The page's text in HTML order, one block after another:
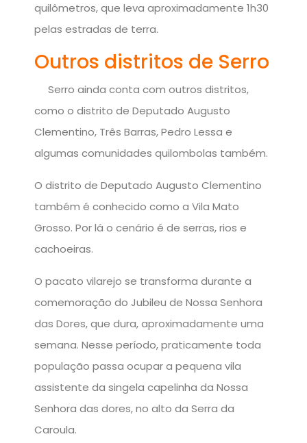
quilômetros, que leva aproximadamente 1h30
pelas estradas de terra.
Outros distritos de Serro
Serro ainda conta com outros distritos,
como o distrito de Deputado Augusto
Clementino, Três Barras, Pedro Lessa e
algumas comunidades quilombolas também.
O distrito de Deputado Augusto Clementino
também é conhecido como a Vila Mato
Grosso. Por lá o cenário é de serras, rios e
cachoeiras.
O pacato vilarejo se transforma durante a
comemoração do Jubileu de Nossa Senhora
das Dores, que dura, aproximadamente uma
semana. Nesse período, praticamente toda
população passa ocupar a pequena vila
assistente da singela capelinha da Nossa
Senhora das dores, no alto da Serra da
Caroula.